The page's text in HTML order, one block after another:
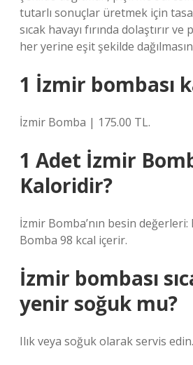
tutarlı sonuçlar üretmek için
sıcak havayı fırında dolaştırır
her yerine eşit şekilde
1 İzmir bombası
İzmir Bomba | 175.00 TL.
1 Adet İzmir
Kaloridir?
İzmir Bomba’nın besin
Bomba 98 kcal içerir.
İzmir bombası
yenir soğuk mu?
Ilık veya soğuk olarak servis edin.